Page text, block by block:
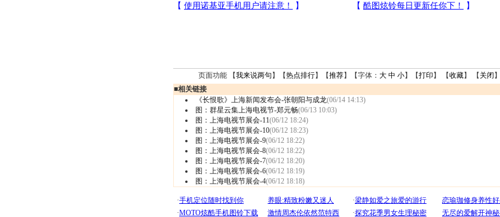
页面功能 【我来说两句 】【热点排行】【推荐】【字体： 大 中 小】【打印 】 【收藏】 【 关闭 】
■相关链接
《长恨歌》上海新闻发布会-张朝阳与成龙(06/14 14:13)
图：群星云集上海电视节-郑元畅(06/13 10:03)
图：上海电视节展会-11(06/12 18:24)
图：上海电视节展会-10(06/12 18:23)
图：上海电视节展会-9(06/12 18:22)
图：上海电视节展会-8(06/12 18:22)
图：上海电视节展会-7(06/12 18:20)
图：上海电视节展会-6(06/12 18:19)
图：上海电视节展会-4(06/12 18:18)